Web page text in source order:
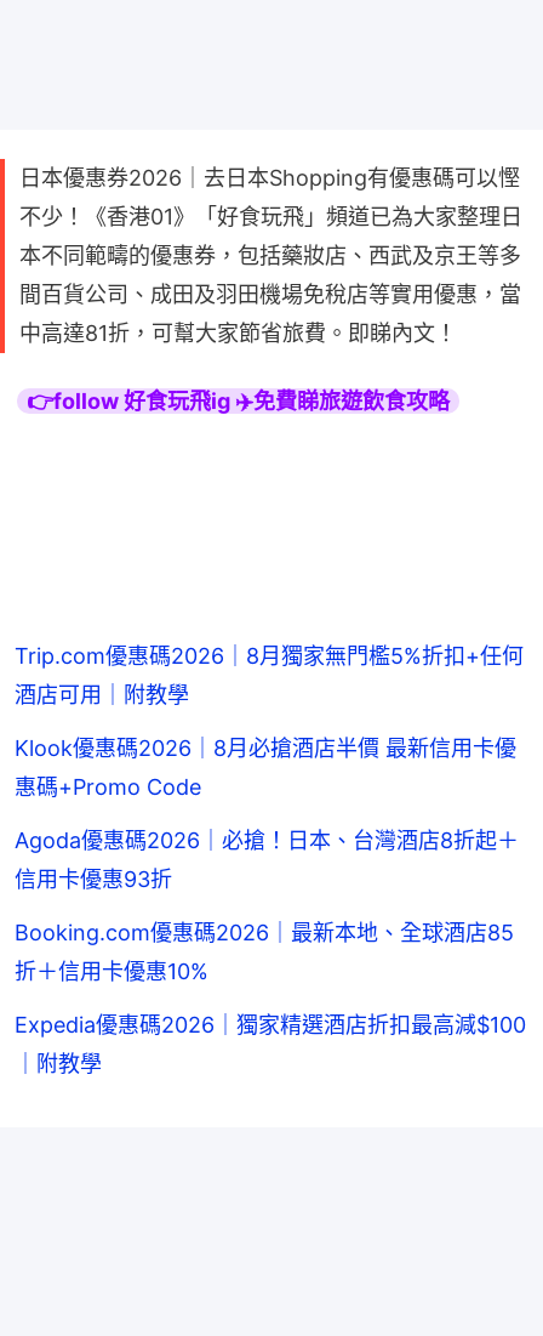
日本優惠券2026｜去日本Shopping有優惠碼可以慳
不少！《香港01》「好食玩飛」頻道已為大家整理日
本不同範疇的優惠券，包括藥妝店、西武及京王等多
間百貨公司、成田及羽田機場免稅店等實用優惠，當
中高達81折，可幫大家節省旅費。即睇內文！
👉follow 好食玩飛ig ✈️免費睇旅遊飲食攻略
Trip.com優惠碼2026｜8月獨家無門檻5%折扣+任何
酒店可用｜附教學
Klook優惠碼2026｜8月必搶酒店半價 最新信用卡優
惠碼+Promo Code
Agoda優惠碼2026｜必搶！日本、台灣酒店8折起＋
信用卡優惠93折
Booking.com優惠碼2026｜最新本地、全球酒店85
折＋信用卡優惠10%
Expedia優惠碼2026｜獨家精選酒店折扣最高減$100
｜附教學